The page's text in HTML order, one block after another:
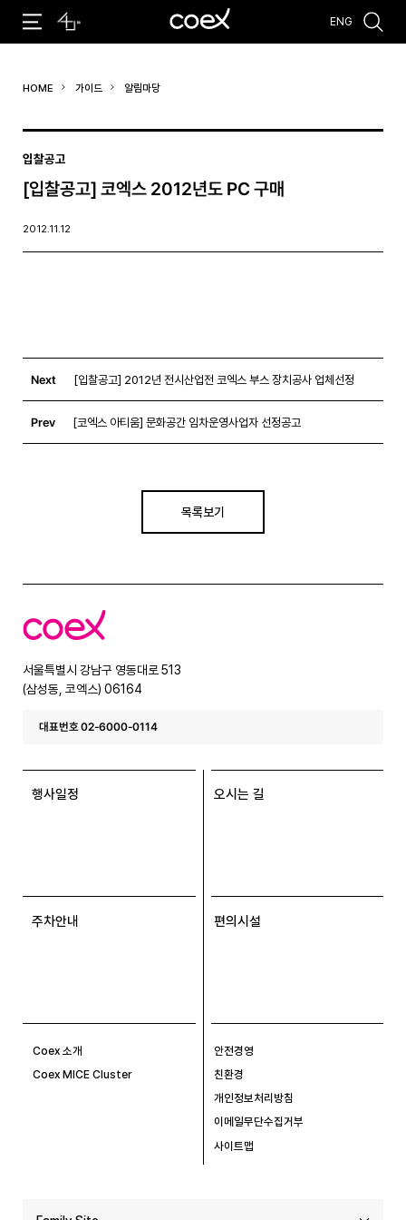
#코엑스 전시 #행사
ENG
HOME 가이드 알림마당
입찰공고
[입찰공고] 코엑스 2012년도 PC 구매
2012.11.12
Next [입찰공고] 2012년 전시산업전 코엑스 부스 장치공사 업체선정
Prev [코엑스 아티움] 문화공간 임차운영사업자 선정공고
목록보기
코
엑
서울특별시 강남구 영동대로 513
(삼성동, 코엑스) 06164
대표번호 02-6000-0114
행사일정 오시는 길
주차안내 편의시설
Coex 소개
Coex MICE Cluster
안전경영
친환경
개인정보처리방침
이메일무단수집거부
사이트맵